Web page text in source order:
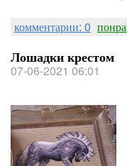
комментарии: 0
Лошадки крестом
07-06-2021 06:01